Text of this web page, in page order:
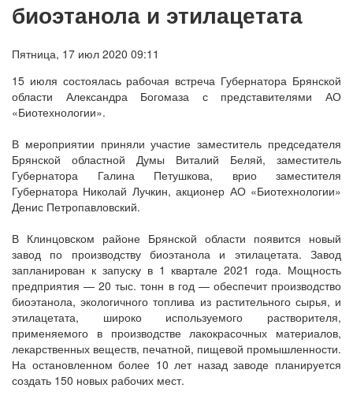
биоэтанола и этилацетата
Пятница, 17 июл 2020 09:11
15 июля состоялась рабочая встреча Губернатора Брянской
области Александра Богомаза с представителями АО
«Биотехнологии».
В мероприятии приняли участие заместитель председателя
Брянской областной Думы Виталий Беляй, заместитель
Губернатора Галина Петушкова, врио заместителя
Губернатора Николай Лучкин, акционер АО «Биотехнологии»
Денис Петропавловский.
В Клинцовском районе Брянской области появится новый
завод по производству биоэтанола и этилацетата. Завод
запланирован к запуску в 1 квартале 2021 года. Мощность
предприятия — 20 тыс. тонн в год — обеспечит производство
биоэтанола, экологичного топлива из растительного сырья, и
этилацетата, широко используемого растворителя,
применяемого в производстве лакокрасочных материалов,
лекарственных веществ, печатной, пищевой промышленности.
На остановленном более 10 лет назад заводе планируется
создать 150 новых рабочих мест.